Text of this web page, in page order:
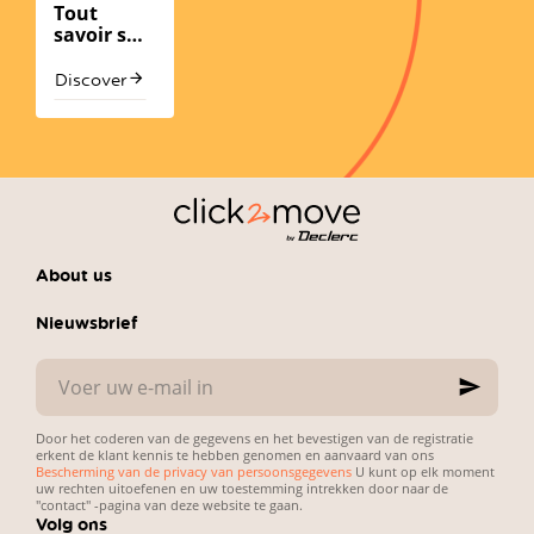
Tout
savoir sur
nettoyage
avec les
chiffons
Discover
Nieuwsbrief
Voer
e-
mail
in
Door het coderen van de gegevens en het bevestigen van de registratie
erkent de klant kennis te hebben genomen en aanvaard van ons
Bescherming van de privacy van persoonsgegevens U kunt op elk moment
uw rechten uitoefenen en uw toestemming intrekken door naar de
"contact" -pagina van deze website te gaan.
About us
Volg ons